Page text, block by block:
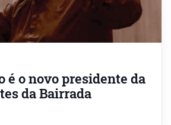
é o novo presidente da
da Bairrada